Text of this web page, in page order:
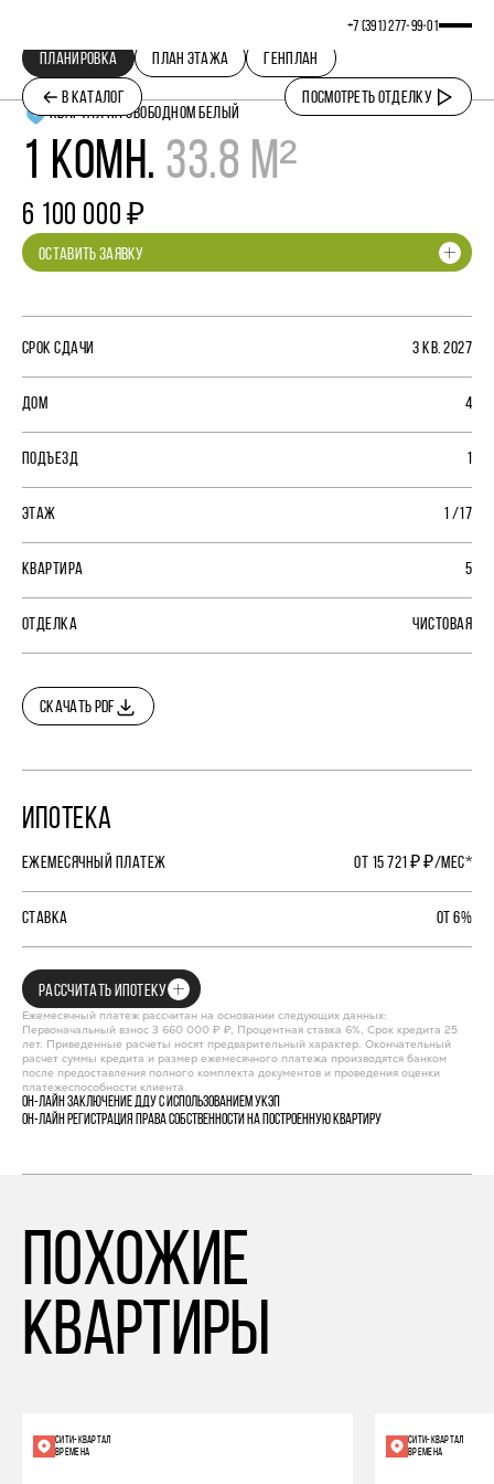
+7 (391) 277‒99‒01
В КАТАЛОГ
ПЛАНИРОВКА ПЛАН ЭТАЖА ГЕНПЛАН
ПОСМОТРЕТЬ ОТДЕЛКУ
КВАРТАЛ НА СВОБОДНОМ БЕЛЫЙ
1 КОМН. 33.8 М²
6 100 000 ₽
ОСТАВИТЬ ЗАЯВКУ
СРОК СДАЧИ 3 КВ. 2027
ДОМ 4
ПОДЪЕЗД 1
ЭТАЖ 1 /17
КВАРТИРА 5
ОТДЕЛКА ЧИСТОВАЯ
СКАЧАТЬ PDF
ИПОТЕКА
ЕЖЕМЕСЯЧНЫЙ ПЛАТЕЖ ОТ 15 721 ₽ ₽/МЕС*
СТАВКА ОТ 6%
РАССЧИТАТЬ ИПОТЕКУ
Ежемесячный платеж рассчитан на основании следующих данных:
Первоначальный взнос 3 660 000 ₽ ₽, Процентная ставка 6%, Срок кредита 25
лет. Приведенные расчеты носят предварительный характер. Окончательный
расчет суммы кредита и размер ежемесячного платежа производятся банком
после предоставления полного комплекта документов и проведения оценки
платежеспособности клиента.
Он-лайн заключение ДДУ с использованием УКЭП
Он-лайн регистрация права собственности на построенную квартиру
похожие
квартиры
СИТИ-КВАРТАЛ
ВРЕМЕНА
СИТИ-КВАРТАЛ
ВРЕМЕНА